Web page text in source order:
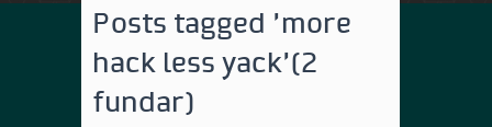
Posts tagged 'more
hack less yack'(2
fundar)